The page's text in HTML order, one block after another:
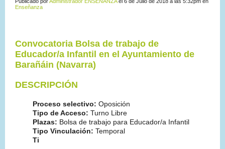
Publicado porAdministrador ENSEÑANZAel 6 de Julio de 2018 a las 5:32pm en
Enseñanza
Convocatoria Bolsa de trabajo de
Educador/a Infantil en el Ayuntamiento de
Barañáin (Navarra)
DESCRIPCIÓN
Proceso selectivo: Oposición
Tipo de Acceso: Turno Libre
Plazas: Bolsa de trabajo para Educador/a Infantil
Tipo Vinculación: Temporal
Ti